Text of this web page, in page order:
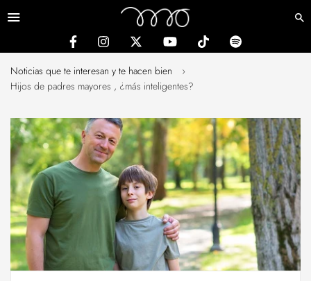
Noticias que te interesan y te hacen bien
›
Hijos de padres mayores , ¿más inteligentes?